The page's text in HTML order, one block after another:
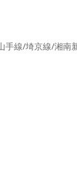
線/埼京線/湘